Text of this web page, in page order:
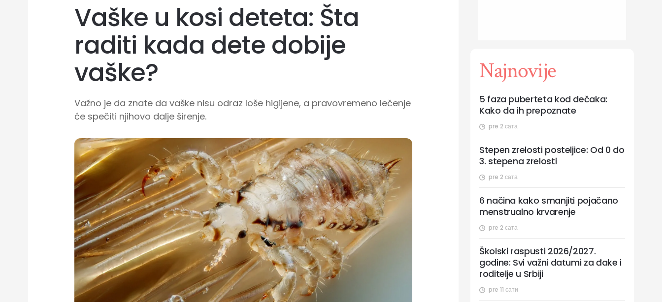
Vaške u kosi deteta: Šta
raditi kada dete dobije
vaške?
Važno je da znate da vaške nisu odraz loše higijene, a pravovremeno lečenje
će spečiti njihovo dalje širenje.
Najnovije
pre 2 сата
5 faza puberteta kod dečaka:
Kako da ih prepoznate
pre 2 сата
Stepen zrelosti posteljice: Od 0 do
3. stepena zrelosti
pre 2 сата
6 načina kako smanjiti pojačano
menstrualno krvarenje
pre 11 сати
Školski raspusti 2026/2027.
godine: Svi važni datumi za đake i
roditelje u Srbiji